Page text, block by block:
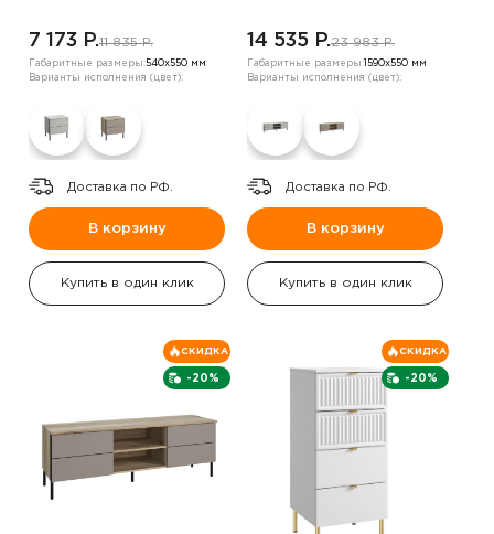
7 173 P.11 835 P.
Габаритные размеры:540х550 мм
Варианты исполнения (цвет):
Доставка по РФ.
В корзину
Купить в один клик
14 535 P.23 983 P.
Габаритные размеры: 1590х550 мм
Варианты исполнения (цвет):
Доставка по РФ.
В корзину
Купить в один клик
-20%
СКИДКА
-20%
СКИДКА